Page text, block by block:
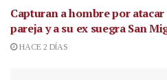
Capturan a hombre por
pareja y a su ex suegra San
HACE 2 DÍAS